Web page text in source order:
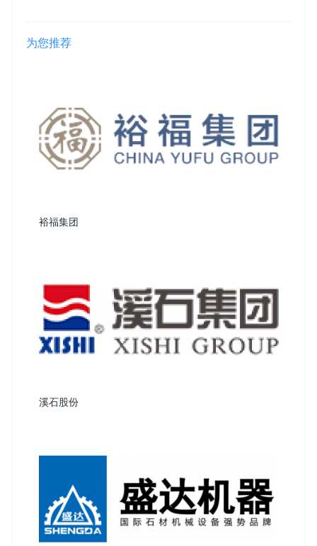
为您推荐
裕福集团
溪石股份